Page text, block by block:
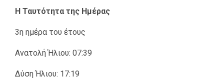
Η Ταυτότητα της Ημέρας
3η ημέρα του έτους
Ανατολή Ήλιου: 07:39
Δύση Ήλιου: 17:19